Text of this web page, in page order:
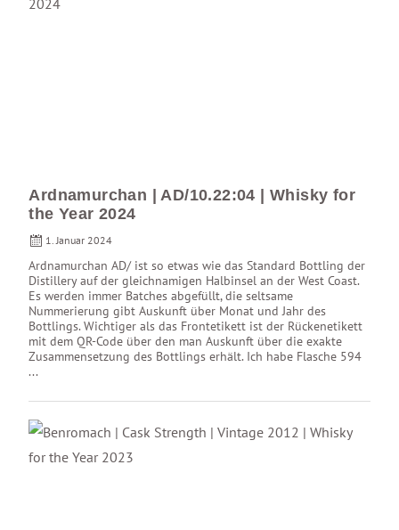
Ardnamurchan | AD/10.22:04 | Whisky for
the Year 2024
1. Januar 2024
Ardnamurchan AD/ ist so etwas wie das Standard Bottling der
Distillery auf der gleichnamigen Halbinsel an der West Coast.
Es werden immer Batches abgefüllt, die seltsame
Nummerierung gibt Auskunft über Monat und Jahr des
Bottlings. Wichtiger als das Frontetikett ist der Rückenetikett
mit dem QR-Code über den man Auskunft über die exakte
Zusammensetzung des Bottlings erhält. Ich habe Flasche 594
...